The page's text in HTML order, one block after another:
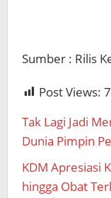
Sumber : Rilis
Post Views:
Tak Lagi Jadi
Dunia Pimpin
KDM Apresiasi
hingga Obat